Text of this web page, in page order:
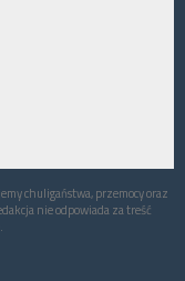
chuligaństwa, przemocy oraz
nie odpowiada za treść